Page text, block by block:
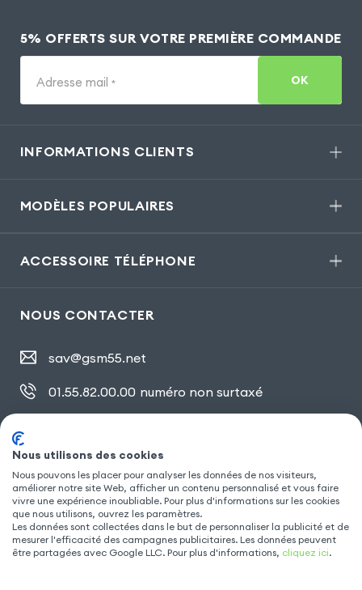
5% OFFERTS SUR VOTRE PREMIÈRE COMMANDE
Adresse mail * OK
INFORMATIONS CLIENTS
MODÈLES POPULAIRES
ACCESSOIRE TÉLÉPHONE
NOUS CONTACTER
sav@gsm55.net
01.55.82.00.00 numéro non surtaxé
SUIVEZ NOUS
Nous utilisons des cookies
Nous pouvons les placer pour analyser les données de nos visiteurs,
améliorer notre site Web, afficher un contenu personnalisé et vous faire
vivre une expérience inoubliable. Pour plus d'informations sur les cookies
que nous utilisons, ouvrez les paramètres.
Les données sont collectées dans le but de personnaliser la publicité et de
mesurer l'efficacité des campagnes publicitaires. Les données peuvent
être partagées avec Google LLC. Pour plus d'informations, cliquez ici.